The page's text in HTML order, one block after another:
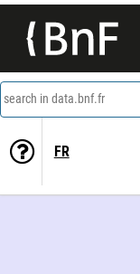
search in data.bnf.fr
FR